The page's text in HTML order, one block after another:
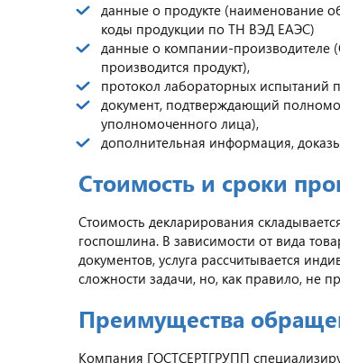
данные о продукте (наименование
коды продукции по ТН ВЭД ЕАЭС)
данные о компании-производителе
производится продукт),
протокол лабораторных испытаний
документ, подтверждающий
уполномоченного лица),
дополнительная информация,
Стоимость и сроки
Стоимость декларирования
госпошлина. В зависимости от вида
документов, услуга рассчитывается
сложности задачи, но, как правило, не
Преимущества
Компания ГОСТСЕРТГРУПП